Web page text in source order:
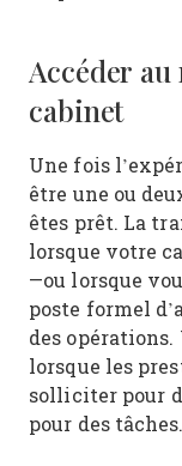
Accéder
cabinet
Une fois
être une ou
êtes prêt. La
lorsque votre
—ou lorsque
poste formel
des opérations.
lorsque les
solliciter pour
pour des tâches.